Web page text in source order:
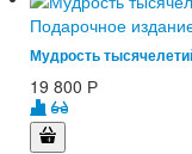
Подарочное
Мудрость
19 800 Р